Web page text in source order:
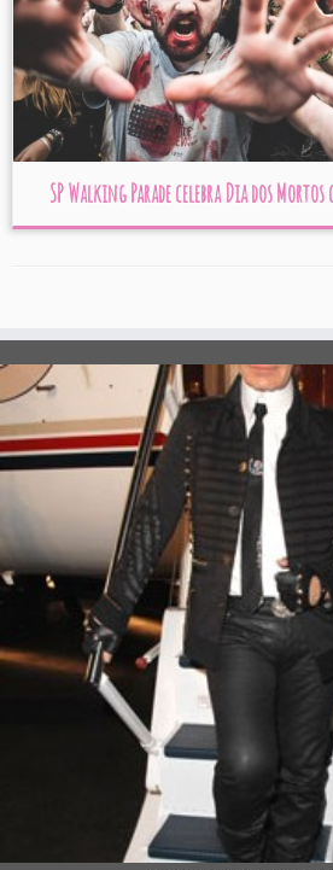
SP Walking Parade celebra Dia dos